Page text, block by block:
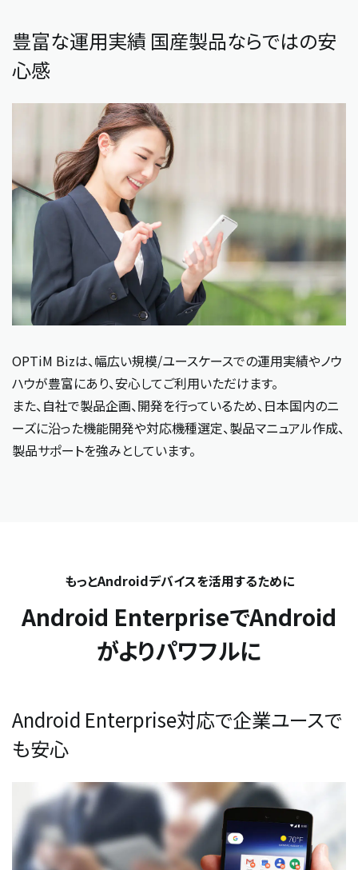
豊富な運用実績 国産製品ならではの安
心感
OPTiM Bizは、幅広い規模/ユースケースでの運用実績やノウ
ハウが豊富にあり、安心してご利用いただけます。
また、自社で製品企画、開発を行っているため、日本国内のニ
ーズに沿った機能開発や対応機種選定、製品マニュアル作成、
製品サポートを強みとしています。
もっとAndroidデバイスを活用するために
Android EnterpriseでAndroid
がよりパワフルに
Android Enterprise対応で企業ユースで
も安心